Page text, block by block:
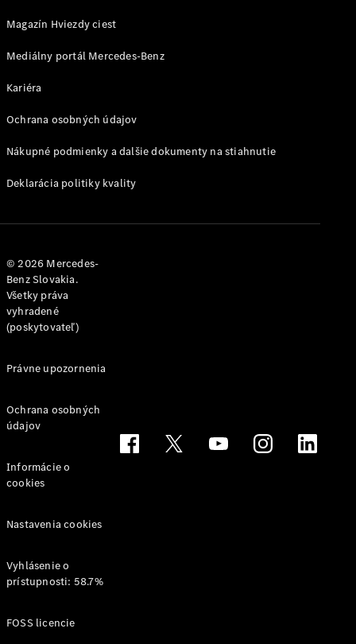
pre
Maybach
AMG
pre Triedu G
Mercedes-
AMG
Magazín Hviezdy ciest
Mediálny portál Mercedes-Benz
Kariéra
Ochrana osobných údajov
Nákupné podmienky a dalšie dokumenty na stiahnutie
Deklarácia politiky kvality
© 2026 Mercedes-
Benz Slovakia.
Všetky práva
vyhradené
(poskytovateľ)
Právne upozornenia
Ochrana osobných
údajov
Informácie o
cookies
Nastavenia cookies
Vyhlásenie o
prístupnosti: 58.7%
FOSS licencie